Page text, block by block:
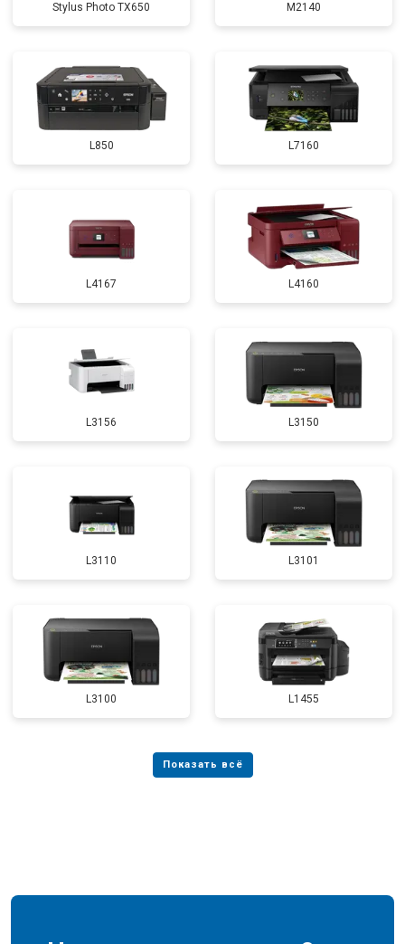
Stylus Photo TX650 M2140
L850 L7160
L4167 L4160
L3156 L3150
L3110 L3101
L3100 L1455